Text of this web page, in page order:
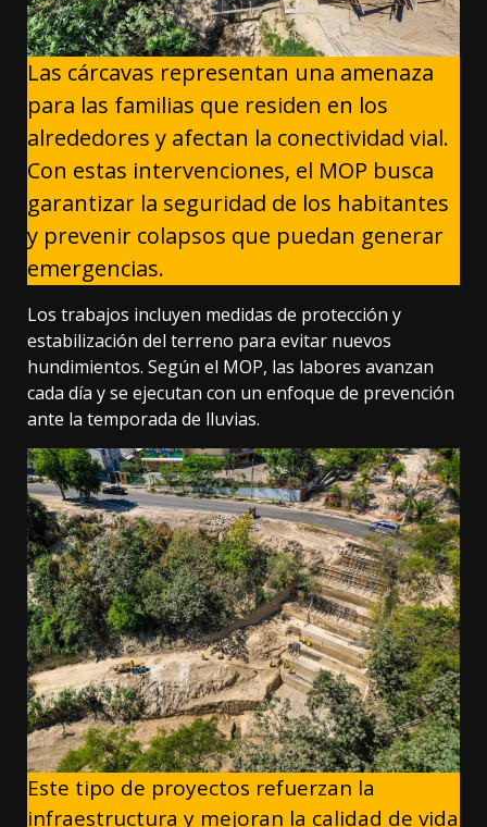
Las cárcavas representan una amenaza
para las familias que residen en los
alrededores y afectan la conectividad vial.
Con estas intervenciones, el MOP busca
garantizar la seguridad de los habitantes
y prevenir colapsos que puedan generar
emergencias.
Los trabajos incluyen medidas de protección y
estabilización del terreno para evitar nuevos
hundimientos. Según el MOP, las labores avanzan
cada día y se ejecutan con un enfoque de prevención
ante la temporada de lluvias.
Este tipo de proyectos refuerzan la
infraestructura y mejoran la calidad de vida